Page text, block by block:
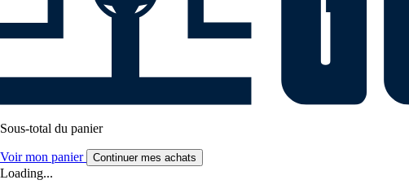
Sous-total du panier
Voir mon panier Continuer mes achats
Loading...